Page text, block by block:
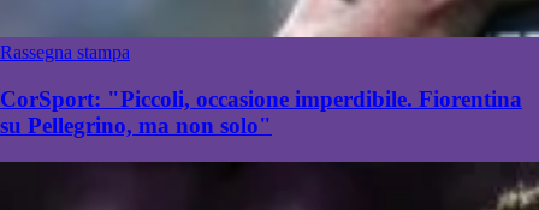
Rassegna stampa
CorSport: "Piccoli, occasione imperdibile. Fiorentina
su Pellegrino, ma non solo"